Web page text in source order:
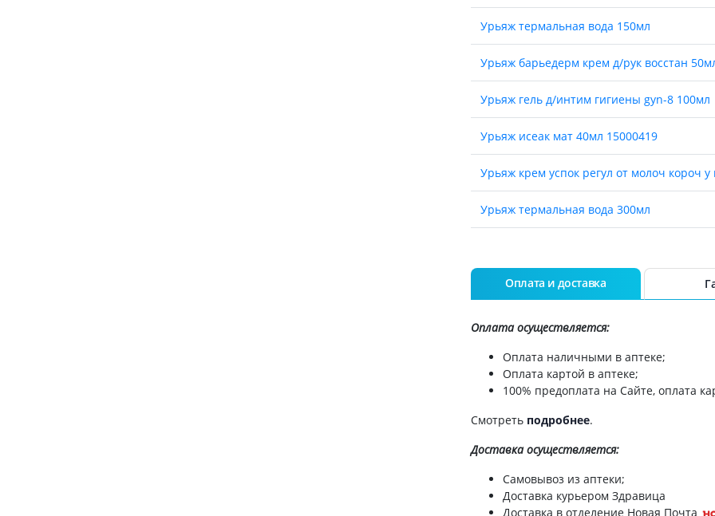
Препараты для потенции и
эрекции
Урологические препараты
Гинекологические препараты
лактацию
Препараты для органов
Препараты для глаз
Капли в ухо
Урьяж термальная вода 150мл
Урьяж барьедерм крем д/рук восстан
Урьяж гель д/интим гигиены gyn-8 100мл
Урьяж исеак мат 40мл 15000419
Урьяж крем успок регул от молоч короч
Урьяж термальная вода 300мл
Урьяж барьедерм cu-zn цика-крем 40мл
Урьяж ксемоз стик д/губ 4г 15000368
Урьяж кератозан 30 гель против мозол
Урьяж гель д/интим гигиены gyn-phy
Урьяж дезодорант шарик тройного
Оплата и доставка
Оплата осуществляется:
Оплата наличными в аптеке;
Оплата картой в аптеке;
100% предоплата на Сайте, оплата
Смотреть подробнее.
Доставкаосуществляется:
Самовывоз из аптеки;
Доставка курьером Здравица
Доставка в отделение Новая Почта